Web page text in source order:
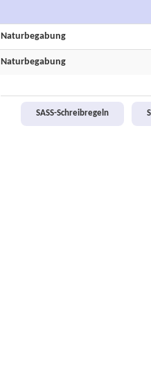
Naturbegabung
Naturbegabung
SASS-Schreibregeln